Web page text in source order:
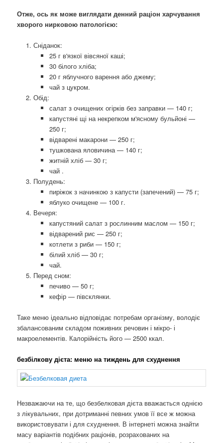
Отже, ось як може виглядати денний раціон харчування
хворого нирковою патологією:
Сніданок:
25 г в'язкої вівсяної каші;
30 білого хліба;
20 г яблучного варення або джему;
чай з цукром.
Обід:
салат з очищених огірків без заправки — 140 г;
капустяні щі на некрепком м'ясному бульйоні —
250 г;
відварені макарони — 250 г;
тушкована яловичина — 140 г;
житній хліб — 30 г;
чай .
Полудень:
пиріжок з начинкою з капусти (запечений) — 75 г;
яблуко очищене — 100 г.
Вечеря:
капустяний салат з рослинним маслом — 150 г;
відварений рис — 250 г;
котлети з риби — 150 г;
білий хліб — 30 г;
чай.
Перед сном:
печиво — 50 г;
кефір — півсклянки.
Таке меню ідеально відповідає потребам організму, володіє
збалансованим складом поживних речовин і мікро- і
макроелементів. Калорійність його — 2500 ккал.
безбілкову дієта: меню на тиждень для схуднення
Незважаючи на те, що безбелковая дієта вважається однією
з лікувальних, при дотриманні певних умов її все ж можна
використовувати і для схуднення. В інтернеті можна знайти
масу варіантів подібних раціонів, розрахованих на